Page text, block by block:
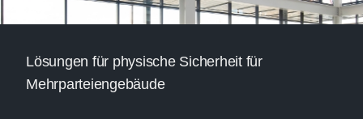
Lösungen für physische Sicherheit für
Mehrparteiengebäude